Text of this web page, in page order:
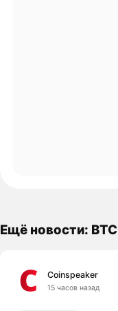
Ещё новости: BTC
Coinspeaker
15 часов назад